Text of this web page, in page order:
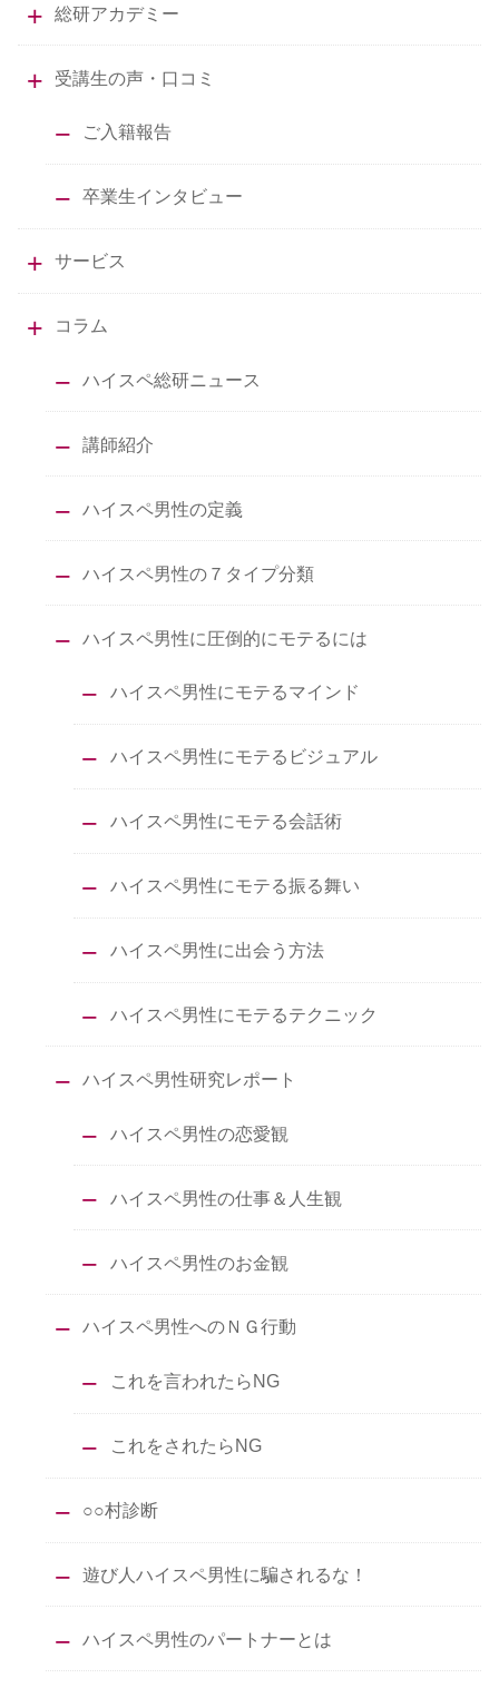
総研アカデミー
受講生の声・口コミ
ご入籍報告
卒業生インタビュー
サービス
コラム
ハイスペ総研ニュース
講師紹介
ハイスペ男性の定義
ハイスペ男性の７タイプ分類
ハイスペ男性に圧倒的にモテるには
ハイスペ男性にモテるマインド
ハイスペ男性にモテるビジュアル
ハイスペ男性にモテる会話術
ハイスペ男性にモテる振る舞い
ハイスペ男性に出会う方法
ハイスペ男性にモテるテクニック
ハイスペ男性研究レポート
ハイスペ男性の恋愛観
ハイスペ男性の仕事＆人生観
ハイスペ男性のお金観
ハイスペ男性へのＮＧ行動
これを言われたらNG
これをされたらNG
○○村診断
遊び人ハイスペ男性に騙されるな！
ハイスペ男性のパートナーとは